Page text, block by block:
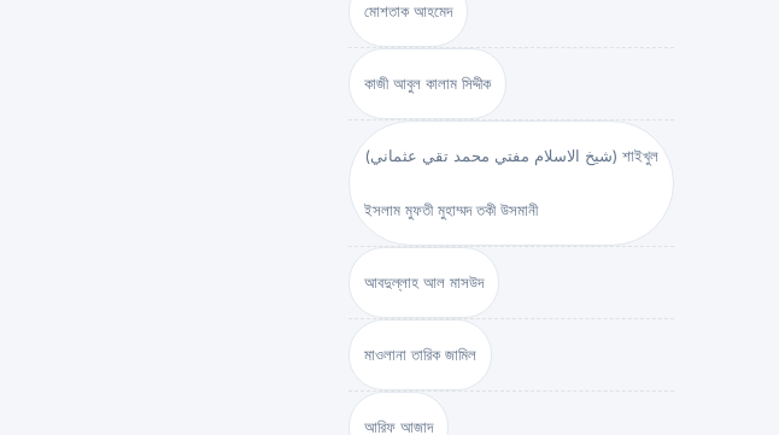
মোশতাক আহমেদ
কাজী আবুল কালাম সিদ্দীক
(شيخ الاسلام مفتي محمد تقي عثماني) শাইখুল
ইসলাম মুফতী মুহাম্মদ তকী উসমানী
আবদুল্লাহ আল মাসউদ
মাওলানা তারিক জামিল
আরিফ আজাদ